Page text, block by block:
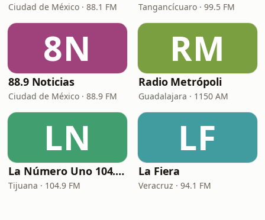
Ciudad de México · 88.1 FM Tangancícuaro · 99.5 FM
8N
88.9 Noticias
Ciudad de México · 88.9 FM
RM
Radio Metrópoli
Guadalajara · 1150 AM
LN
La Número Uno 104.9 FM
Tijuana · 104.9 FM
LF
La Fiera
Veracruz · 94.1 FM